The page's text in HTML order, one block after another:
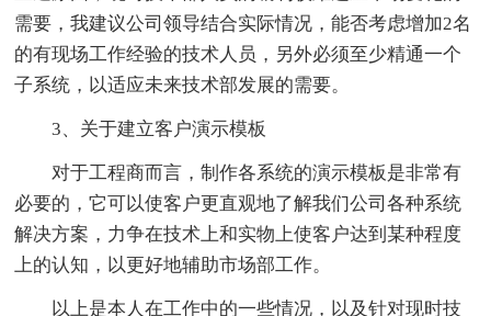
需要，我建议公司领导结合实际情况，能否考虑增加2名
的有现场工作经验的技术人员，另外必须至少精通一个
子系统，以适应未来技术部发展的需要。
3、关于建立客户演示模板
对于工程商而言，制作各系统的演示模板是非常有
必要的，它可以使客户更直观地了解我们公司各种系统
解决方案，力争在技术上和实物上使客户达到某种程度
上的认知，以更好地辅助市场部工作。
以上是本人在工作中的一些情况，以及针对现时技